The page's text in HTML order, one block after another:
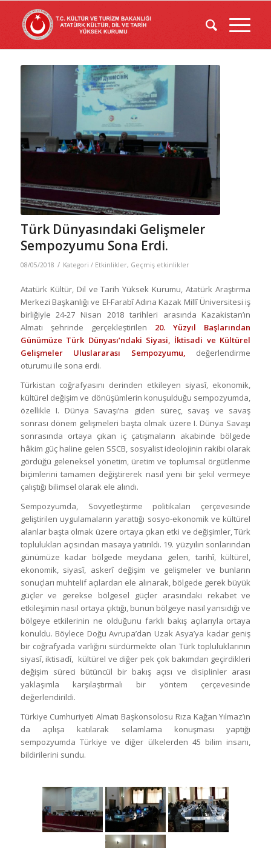
Türk Dünyasındaki Gelişmeler
Sempozyumu Sona Erdi.
08/05/2018 / Kategori / Etkinlikler, Geçmiş etkinlikler
Atatürk Kültür, Dil ve Tarih Yüksek Kurumu, Atatürk Araştırma
Merkezi Başkanlığı ve El-Farabî Adına Kazak Millî Üniversitesi iş
birliğiyle 24-27 Nisan 2018 tarihleri arasında Kazakistan’ın
Almatı şehrinde gerçekleştirilen 20. Yüzyıl Başlarından
Günümüze Türk Dünyası’ndaki Siyasi, İktisadi ve Kültürel
Gelişmeler
Uluslararası Sempozyumu, değerlendirme
oturumu ile sona erdi.
Türkistan coğrafyasını derinden etkileyen siyasî, ekonomik,
kültürel değişim ve dönüşümlerin konuşulduğu sempozyumda,
özellikle I. Dünya Savaşı’na giden süreç, savaş ve savaş
sonrası dönem gelişmeleri başta olmak üzere I. Dünya Savaşı
sonrasında ortaya çıkan iç çatışmaların akabinde bölgede
hâkim güç haline gelen SSCB, sosyalist ideolojinin rakibi olarak
gördüğü geleneksel yönetim, üretim ve toplumsal örgütlenme
biçimlerini tamamen değiştirerek nasıl yeni bir şekil vermeye
çalıştığı bilimsel olarak ele alındı.
Sempozyumda, Sovyetleştirme politikaları çerçevesinde
geliştirilen uygulamaların yarattığı sosyo-ekonomik ve kültürel
alanlar başta olmak üzere ortaya çıkan etki ve değişimler, Türk
toplulukları açısından masaya yatırıldı. 19. yüzyılın sonlarından
günümüze kadar bölgede meydana gelen, tarihî, kültürel,
ekonomik, siyasî, askerî değişim ve gelişmeler ve bunların
sonuçları muhtelif açılardan ele alınarak, bölgede gerek büyük
güçler ve gerekse bölgesel güçler arasındaki rekabet ve
etkileşimin nasıl ortaya çıktığı, bunun bölgeye nasıl yansıdığı ve
bölgeye etkilerinin ne olduğunu farklı bakış açılarıyla ortaya
konuldu. Böylece Doğu Avrupa’dan Uzak Asya’ya kadar geniş
bir coğrafyada varlığını sürdürmekte olan Türk topluluklarının
siyasî, iktisadî, kültürel ve diğer pek çok bakımdan geçirdikleri
değişim süreci bütüncül bir bakış açısı ve disiplinler arası
yaklaşımla karşılaştırmalı bir yöntem çerçevesinde
değerlendirildi.
Türkiye Cumhuriyeti Almatı Başkonsolosu Rıza Kağan Yılmaz’ın
da açılışa katılarak selamlama konuşması yaptığı
sempozyumda Türkiye ve diğer ülkelerden 45 bilim insanı,
bildirilerini sundu.